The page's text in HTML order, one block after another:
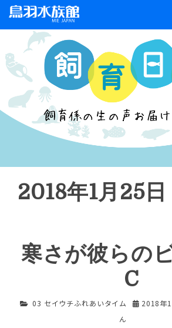
2018年1月25日
寒さが彼らの
C
03 セイウチふれあいタイム 2018年
ん